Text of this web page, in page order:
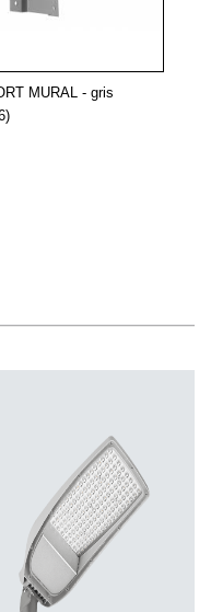
MURAL - gris
de couleur
4000K, 5000K
de montage
latérale, dessus de poteau
de lumière